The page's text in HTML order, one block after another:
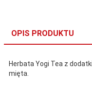
OPIS PRODUKTU
Herbata Yogi Tea z
mięta.